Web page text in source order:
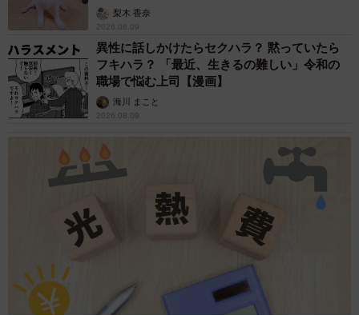
梨木 香奈
2026.08.09
異性に話しかけたらセクハラ？ 黙っていたら
フキハラ？ 「最近、生きるの難しい」令和の
職場で悩む上司【漫画】
海川 まこと
2026.08.09